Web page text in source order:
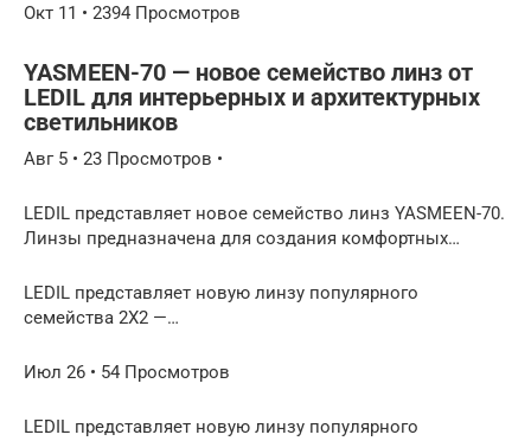
Окт 11 • 2394 Просмотров
YASMEEN-70 — новое семейство линз от
LEDIL для интерьерных и архитектурных
светильников
Авг 5 • 23 Просмотров •
LEDIL представляет новое семейство линз YASMEEN-70.
Линзы предназначена для создания комфортных…
LEDIL представляет новую линзу популярного
семейства 2X2 —…
Июл 26 • 54 Просмотров
LEDIL представляет новую линзу популярного